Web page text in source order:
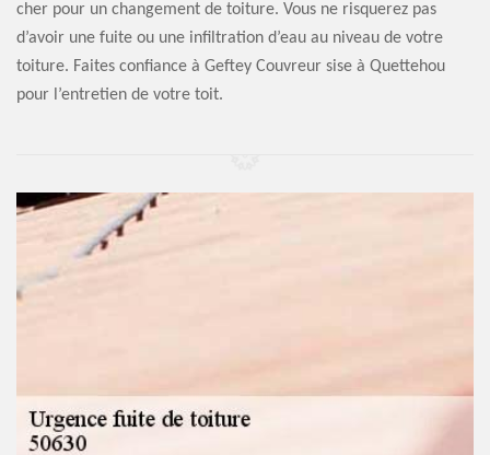
cher pour un changement de toiture. Vous ne risquerez pas
d’avoir une fuite ou une infiltration d’eau au niveau de votre
toiture. Faites confiance à Geftey Couvreur sise à Quettehou
pour l’entretien de votre toit.